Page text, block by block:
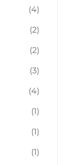
(4)
(2)
(2)
(3)
(4)
(1)
(1)
(1)